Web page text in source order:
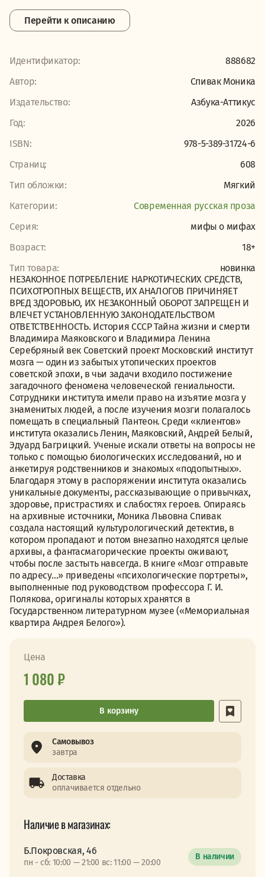
Перейти к описанию
Идентификатор:
888682
Автор:
Спивак Моника
Издательство:
Азбука-Аттикус
Год:
2026
ISBN:
978-5-389-31724-6
Страниц:
608
Тип обложки:
Мягкий
Категории:
Современная русская проза
Серия:
мифы о мифах
Возраст:
18+
Тип товара:
новинка
НЕЗАКОННОЕ ПОТРЕБЛЕНИЕ НАРКОТИЧЕСКИХ СРЕДСТВ,
ПСИХОТРОПНЫХ ВЕЩЕСТВ, ИХ АНАЛОГОВ ПРИЧИНЯЕТ
ВРЕД ЗДОРОВЬЮ, ИХ НЕЗАКОННЫЙ ОБОРОТ ЗАПРЕЩЕН И
ВЛЕЧЕТ УСТАНОВЛЕННУЮ ЗАКОНОДАТЕЛЬСТВОМ
ОТВЕТСТВЕННОСТЬ. История СССР Тайна жизни и смерти
Владимира Маяковского и Владимира Ленина
Серебряный век Советский проект Московский институт
мозга — один из забытых утопических проектов
советской эпохи, в чьи задачи входило постижение
загадочного феномена человеческой гениальности.
Сотрудники института имели право на изъятие мозга у
знаменитых людей, а после изучения мозги полагалось
помещать в специальный Пантеон. Среди «клиентов»
института оказались Ленин, Маяковский, Андрей Белый,
Эдуард Багрицкий. Ученые искали ответы на вопросы не
только с помощью биологических исследований, но и
анкетируя родственников и знакомых «подопытных».
Благодаря этому в распоряжении института оказались
уникальные документы, рассказывающие о привычках,
здоровье, пристрастиях и слабостях героев. Опираясь
на архивные источники, Моника Львовна Спивак
создала настоящий культурологический детектив, в
котором пропадают и потом внезапно находятся целые
архивы, а фантасмагорические проекты оживают,
чтобы после застыть навсегда. В книге «Мозг отправьте
по адресу…» приведены «психологические портреты»,
выполненные под руководством профессора Г. И.
Полякова, оригиналы которых хранятся в
Государственном литературном музее («Мемориальная
квартира Андрея Белого»).
Цена
1 080 ₽
В корзину
Самовывоз
завтра
Доставка
оплачивается отдельно
Наличие в магазинах:
Б.Покровская, 46
пн - сб: 10:00 — 21:00 вс: 11:00 — 20:00
В наличии